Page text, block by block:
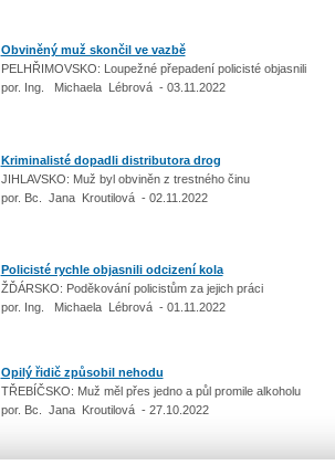
Obviněný muž skončil ve vazbě
PELHŘIMOVSKO: Loupežné přepadení policisté objasnili
por. Ing. Michaela Lébrová - 03.11.2022
Kriminalisté dopadli distributora drog
JIHLAVSKO: Muž byl obviněn z trestného činu
por. Bc. Jana Kroutilová - 02.11.2022
Policisté rychle objasnili odcizení kola
ŽĎÁRSKO: Poděkování policistům za jejich práci
por. Ing. Michaela Lébrová - 01.11.2022
Opilý řidič způsobil nehodu
TŘEBÍČSKO: Muž měl přes jedno a půl promile alkoholu
por. Bc. Jana Kroutilová - 27.10.2022